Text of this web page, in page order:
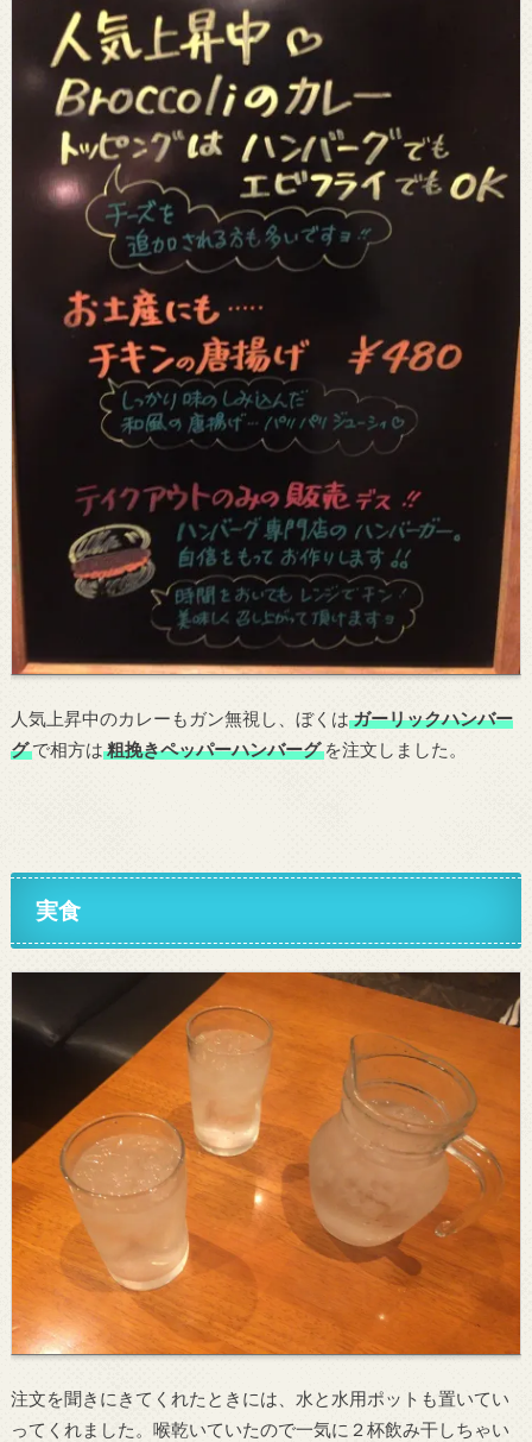
人気上昇中のカレーもガン無視し、ぼくは ガーリックハンバー
グで相方は 粗挽きペッパーハンバーグを注文しました。
実食
注文を聞きにきてくれたときには、水と水用ポットも置いてい
ってくれました。喉乾いていたので一気に２杯飲み干しちゃい